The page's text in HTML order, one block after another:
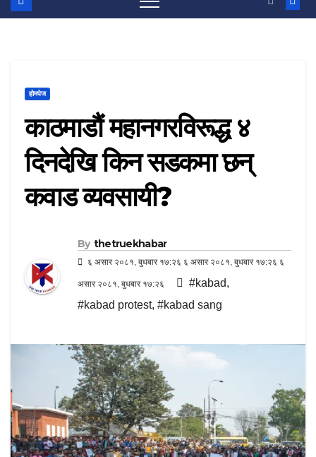
होमपेज
काठमाडौं महानगरविरूद्ध ४
दिनदेखि किन सडकमा छन्
कवाड व्यवसायी?
By thetruekhabar
६ असार २०८१, बुधबार १७:२६ ६ असार २०८१, बुधबार १७:२६ ६
असार २०८१, बुधबार १७:२६ #kabad,
#kabad protest, #kabad sang